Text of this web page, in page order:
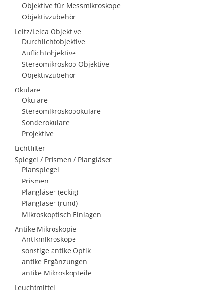
Objektive für Messmikroskope
Objektivzubehör
Leitz/Leica Objektive
Durchlichtobjektive
Auflichtobjektive
Stereomikroskop Objektive
Objektivzubehör
Okulare
Okulare
Stereomikroskopokulare
Sonderokulare
Projektive
Lichtfilter
Spiegel / Prismen / Plangläser
Planspiegel
Prismen
Plangläser (eckig)
Plangläser (rund)
Mikroskoptisch Einlagen
Antike Mikroskopie
Antikmikroskope
sonstige antike Optik
antike Ergänzungen
antike Mikroskopteile
Leuchtmittel